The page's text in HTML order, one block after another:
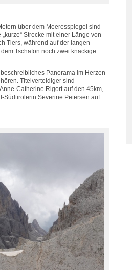
über dem Meeresspiegel sind
Strecke mit einer Länge von
Tiers, während auf der langen
Tschafon noch zwei knackige
Panorama im Herzen
Titelverteidiger sind
Catherine Rigort auf den 45km,
Südtirolerin Severine Petersen auf